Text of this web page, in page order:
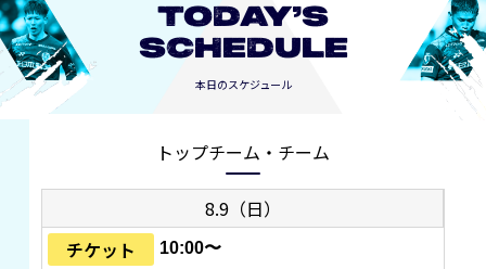
TODAY’S
SCHEDULE
本日のスケジュール
トップチーム・チーム
8.9（日）
チケット
10:00〜